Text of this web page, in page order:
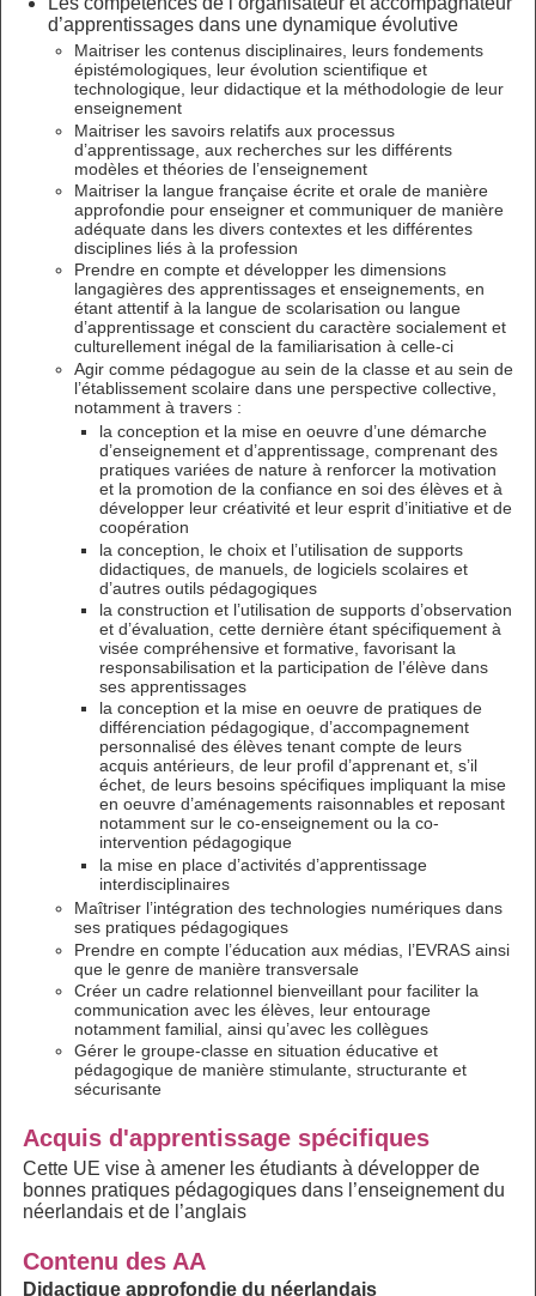
d’apprentissages dans une dynamique évolutive
Maitriser les contenus disciplinaires, leurs fondements
épistémologiques, leur évolution scientifique et
technologique, leur didactique et la méthodologie de leur
enseignement
Maitriser les savoirs relatifs aux processus
d’apprentissage, aux recherches sur les différents
modèles et théories de l’enseignement
Maitriser la langue française écrite et orale de manière
approfondie pour enseigner et communiquer de manière
adéquate dans les divers contextes et les différentes
disciplines liés à la profession
Prendre en compte et développer les dimensions
langagières des apprentissages et enseignements, en
étant attentif à la langue de scolarisation ou langue
d’apprentissage et conscient du caractère socialement et
culturellement inégal de la familiarisation à celle-ci
Agir comme pédagogue au sein de la classe et au sein de
l’établissement scolaire dans une perspective collective,
notamment à travers :
la conception et la mise en oeuvre d’une démarche
d’enseignement et d’apprentissage, comprenant des
pratiques variées de nature à renforcer la motivation
et la promotion de la confiance en soi des élèves et à
développer leur créativité et leur esprit d’initiative et de
coopération
la conception, le choix et l’utilisation de supports
didactiques, de manuels, de logiciels scolaires et
d’autres outils pédagogiques
la construction et l’utilisation de supports d’observation
et d’évaluation, cette dernière étant spécifiquement à
visée compréhensive et formative, favorisant la
responsabilisation et la participation de l’élève dans
ses apprentissages
la conception et la mise en oeuvre de pratiques de
différenciation pédagogique, d’accompagnement
personnalisé des élèves tenant compte de leurs
acquis antérieurs, de leur profil d’apprenant et, s’il
échet, de leurs besoins spécifiques impliquant la mise
en oeuvre d’aménagements raisonnables et reposant
notamment sur le co-enseignement ou la co-
intervention pédagogique
la mise en place d’activités d’apprentissage
interdisciplinaires
Maîtriser l’intégration des technologies numériques dans
ses pratiques pédagogiques
Prendre en compte l’éducation aux médias, l’EVRAS ainsi
que le genre de manière transversale
Créer un cadre relationnel bienveillant pour faciliter la
communication avec les élèves, leur entourage
notamment familial, ainsi qu’avec les collègues
Gérer le groupe-classe en situation éducative et
pédagogique de manière stimulante, structurante et
sécurisante
Acquis d'apprentissage spécifiques
Cette UE vise à amener les étudiants à développer de
bonnes pratiques pédagogiques dans l’enseignement du
néerlandais et de l’anglais
Contenu des AA
Didactique approfondie du néerlandais